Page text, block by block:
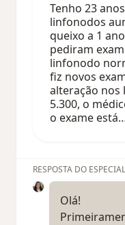
Tenho 23
linfonodos
queixo a 1
pediram
linfonodo
fiz novos
alteração nos
5.300, o
o exame
RESPOSTA DO
Olá!